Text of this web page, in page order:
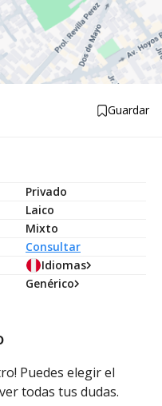
Guardar
Privado
Laico
Mixto
Consultar
Idiomas
Genérico
Puedes elegir el
todas tus dudas.